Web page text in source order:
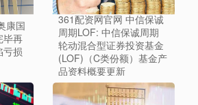
康国
毕再
亏损
361配资网官网 中信保诚
周期LOF: 中信保诚周期
轮动混合型证券投资基金
(LOF)（C类份额）基金产
品资料概要更新